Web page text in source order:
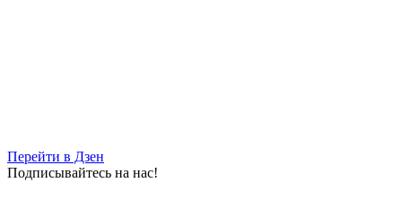
Перейти в Дзен
Подписывайтесь на нас!